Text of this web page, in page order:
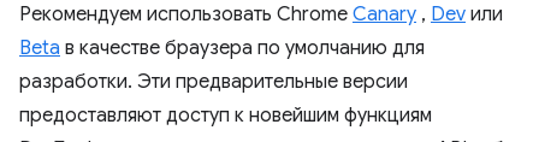
Рекомендуем использовать Chrome Canary , Dev или
Beta в качестве браузера по умолчанию для
разработки. Эти предварительные версии
предоставляют доступ к новейшим функциям